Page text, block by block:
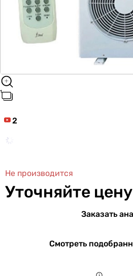
2
Не производится
Уточняйте цену
Заказать
Смотреть